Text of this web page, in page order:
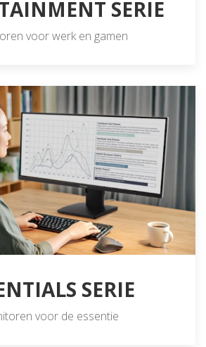
SERIE
voor werk en gamen
SERIE
voor de essentie